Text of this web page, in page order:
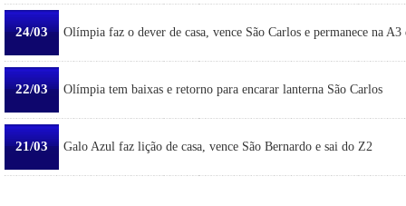
24/03 Olímpia faz o dever de casa, vence São Carlos e permanece na A3
22/03 Olímpia tem baixas e retorno para encarar lanterna São Carlos
21/03 Galo Azul faz lição de casa, vence São Bernardo e sai do Z2